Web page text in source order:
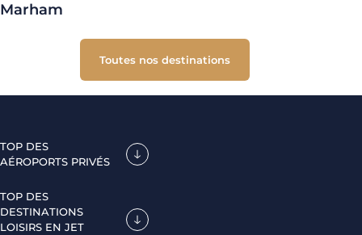
Marham
Toutes nos destinations
TOP DES
AÉROPORTS PRIVÉS
TOP DES
DESTINATIONS
LOISIRS EN JET